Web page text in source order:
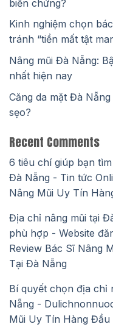
biến chứng?
Kinh nghiệm chọn
tránh “tiền mất tật
Nâng mũi Đà Nẵng:
nhất hiện nay
Căng da mặt Đà
sẹo?
Recent Comments
6 tiêu chí giúp bạn
Đà Nẵng - Tin tức
Nâng Mũi Uy Tín
Địa chỉ nâng mũi tại
phù hợp - Website
Review Bác Sĩ Nâng
Tại Đà Nẵng
Bí quyết chọn địa chỉ
Nẵng -
Mũi Uy Tín Hàng